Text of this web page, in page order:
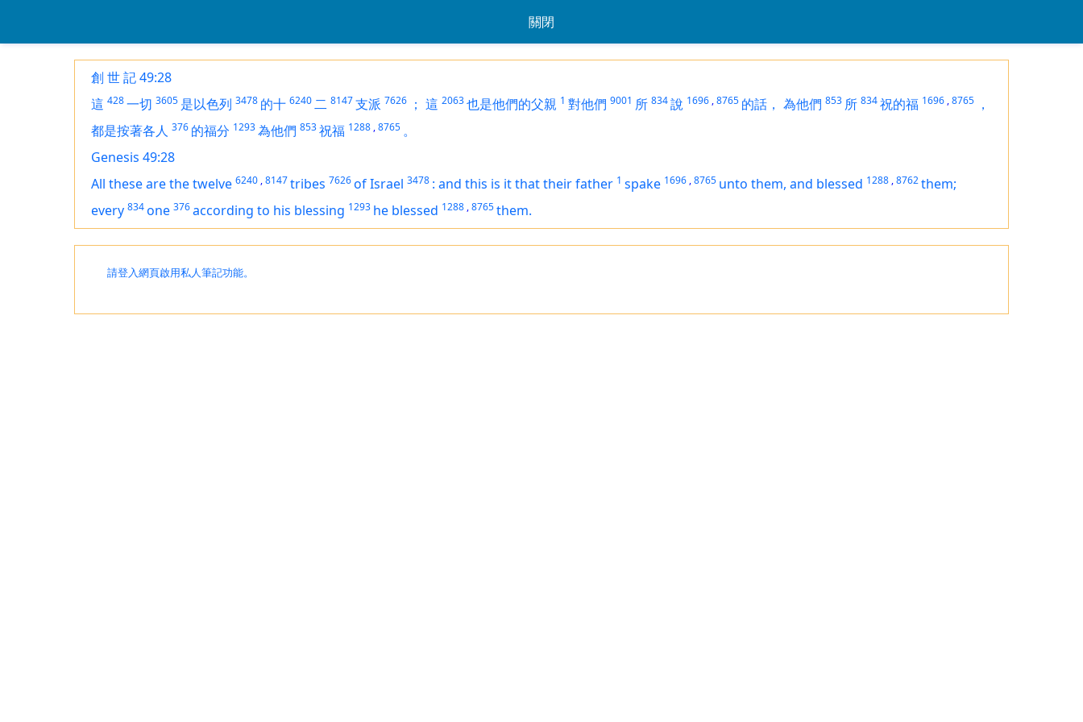
關閉
創 世 記 49:28
這 428一切 3605 是以色列 3478 的十 6240二 8147支派 7626 ； 這 2063也是他們的父親 1 對他們 9001 所 834說 1696 ,8765 的話， 為他們 853 所 834祝的福 1696 ,8765 ，
都是按著各人 376 的福分 1293為他們 853祝福 1288 ,8765 。
Genesis 49:28
All thesearethe twelve 6240 ,8147tribes 7626of Israel 3478 : and this is itthat their father 1 spake 1696 ,8765 unto them, and blessed 1288 ,8762them;
every 834one 376according to his blessing 1293 he blessed 1288 ,8765them.
請登入網頁啟用私人筆記功能。